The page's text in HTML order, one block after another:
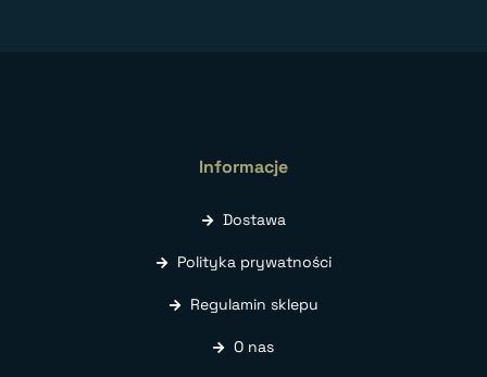
Informacje
Dostawa
Polityka prywatności
Regulamin sklepu
O nas